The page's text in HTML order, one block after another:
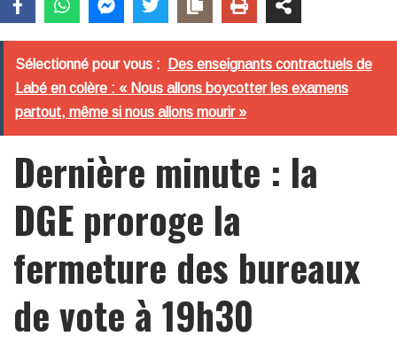
Sélectionné pour vous :
Des enseignants contractuels de
Labé en colère : « Nous allons boycotter les examens
partout, même si nous allons mourir »
Dernière minute : la
DGE proroge la
fermeture des bureaux
de vote à 19h30